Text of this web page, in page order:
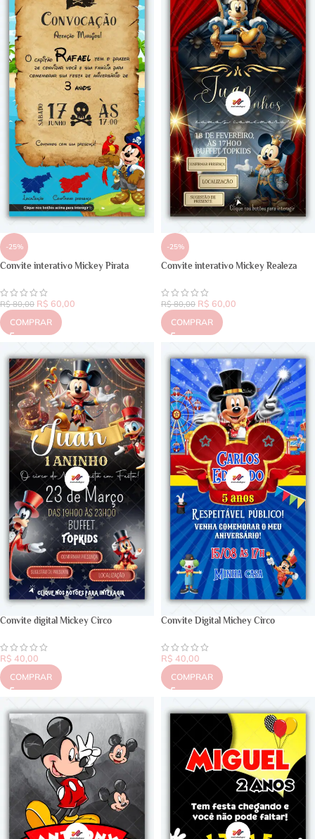
-25%
Convite interativo Mickey Pirata
R$80,00 R$ 60,00
COMPRAR
-25%
Convite interativo Mickey Realeza
R$80,00 R$ 60,00
COMPRAR
Convite digital Mickey Circo
R$ 40,00
COMPRAR
Convite Digital Michey Circo
R$ 40,00
COMPRAR